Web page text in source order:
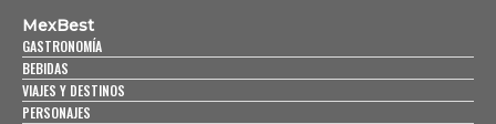
MexBest
GASTRONOMÍA
BEBIDAS
VIAJES Y DESTINOS
PERSONAJES